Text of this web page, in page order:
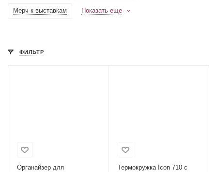
Мерч к выставкам Показать еще
ФИЛЬТР
Органайзер для
Термокружка Icon 710 с